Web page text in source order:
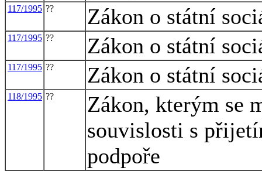
117/1995 ?? Zákon o státní
117/1995 ?? Zákon o státní
117/1995 ?? Zákon o státní
118/1995 ??
Zákon, kterým se
souvislosti s
podpoře